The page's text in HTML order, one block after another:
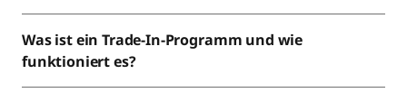
Was ist ein Trade-In-Programm und wie
funktioniert es?